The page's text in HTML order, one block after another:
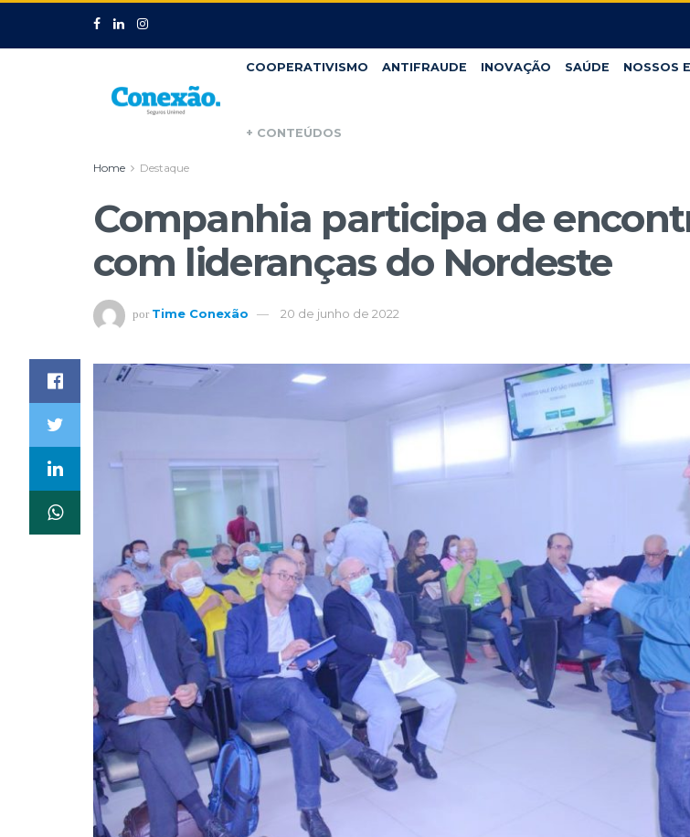
COOPERATIVISMO ANTIFRAUDE INOVAÇÃO SAÚDE NOSSOS
+ CONTEÚDOS
Home Destaque
Companhia participa de
com lideranças do Nordeste
por Time Conexão 20 de junho de 2022